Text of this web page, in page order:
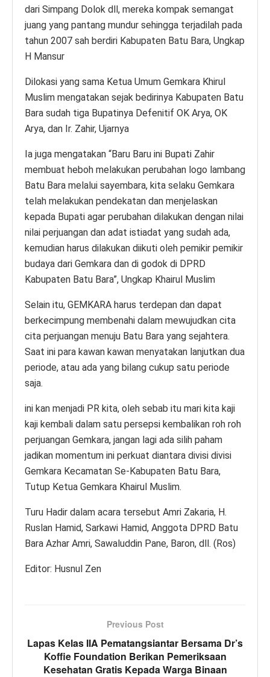
dari Simpang Dolok dll, mereka kompak semangat
juang yang pantang mundur sehingga terjadilah pada
tahun 2007 sah berdiri Kabupaten Batu Bara, Ungkap
H Mansur
Dilokasi yang sama Ketua Umum Gemkara Khirul
Muslim mengatakan sejak bedirinya Kabupaten Batu
Bara sudah tiga Bupatinya Defenitif OK Arya, OK
Arya, dan Ir. Zahir, Ujarnya
Ia juga mengatakan “Baru Baru ini Bupati Zahir
membuat heboh melakukan perubahan logo lambang
Batu Bara melalui sayembara, kita selaku Gemkara
telah melakukan pendekatan dan menjelaskan
kepada Bupati agar perubahan dilakukan dengan nilai
nilai perjuangan dan adat istiadat yang sudah ada,
kemudian harus dilakukan diikuti oleh pemikir pemikir
budaya dari Gemkara dan di godok di DPRD
Kabupaten Batu Bara”, Ungkap Khairul Muslim
Selain itu, GEMKARA harus terdepan dan dapat
berkecimpung membenahi dalam mewujudkan cita
cita perjuangan menuju Batu Bara yang sejahtera.
Saat ini para kawan kawan menyatakan lanjutkan dua
periode, atau ada yang bilang cukup satu periode
saja.
ini kan menjadi PR kita, oleh sebab itu mari kita kaji
kaji kembali dalam satu persepsi kembalikan roh roh
perjuangan Gemkara, jangan lagi ada silih paham
jadikan momentum ini perkuat diantara divisi divisi
Gemkara Kecamatan Se-Kabupaten Batu Bara,
Tutup Ketua Gemkara Khairul Muslim.
Turu Hadir dalam acara tersebut Amri Zakaria, H.
Ruslan Hamid, Sarkawi Hamid, Anggota DPRD Batu
Bara Azhar Amri, Sawaluddin Pane, Baron, dll. (Ros)
Editor: Husnul Zen
Previous Post
Lapas Kelas IIA Pematangsiantar Bersama Dr’s
Koffie Foundation Berikan Pemeriksaan
Kesehatan Gratis Kepada Warga Binaan